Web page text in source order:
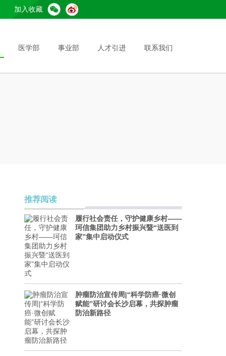
加入收藏
医学部 事业部 人才引进 联系我们
推荐阅读
履行社会责任，守护健康乡村——
珂信集团助力乡村振兴暨“送医到
家”集中启动仪式
肿瘤防治宣传周|“科学防癌·微创
赋能”研讨会长沙启幕，共探肿瘤
防治新路径